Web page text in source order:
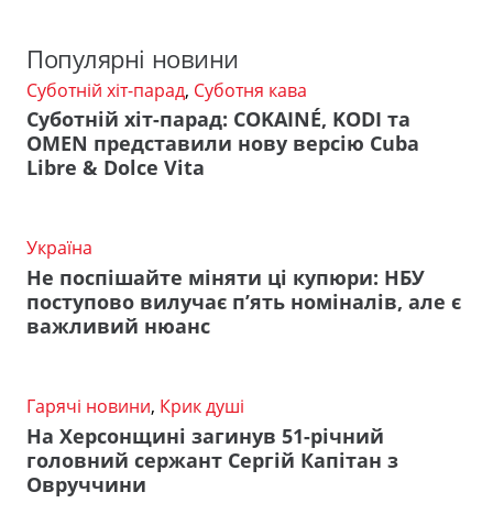
Популярні новини
Суботній хіт-парад, Суботня кава
Суботній хіт-парад: COKAINÉ, KODI та
OMEN представили нову версію Cuba
Libre & Dolce Vita
Україна
Не поспішайте міняти ці купюри: НБУ
поступово вилучає п’ять номіналів, але є
важливий нюанс
Гарячі новини, Крик душі
На Херсонщині загинув 51-річний
головний сержант Сергій Капітан з
Овруччини